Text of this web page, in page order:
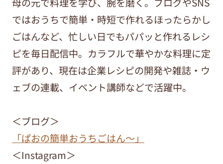
ではおうちで簡単・時短で作れるほったらかし
ごはんなど、忙しい日でもパパッと作れるレシ
ピを毎日配信中。カラフルで華やかな料理に定
評があり、現在は企業レシピの開発や雑誌・ウ
ェブの連載、イベント講師などで活躍中。
＜ブログ＞
「ぱおの簡単おうちごはん～」
＜Instagram＞